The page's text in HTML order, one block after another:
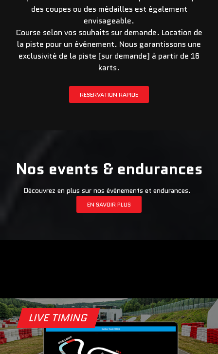
des coupes ou des médailles est également
envisageable.
Course selon vos souhaits sur demande. Location de
la piste pour un événement. Nous garantissons une
exclusivité de la piste (sur demande) à partir de 16
karts.
RESERVATION RAPIDE
Nos events & endurances
Découvrez en plus sur nos événements et endurances.
EN SAVOIR PLUS
LIVE TIMING